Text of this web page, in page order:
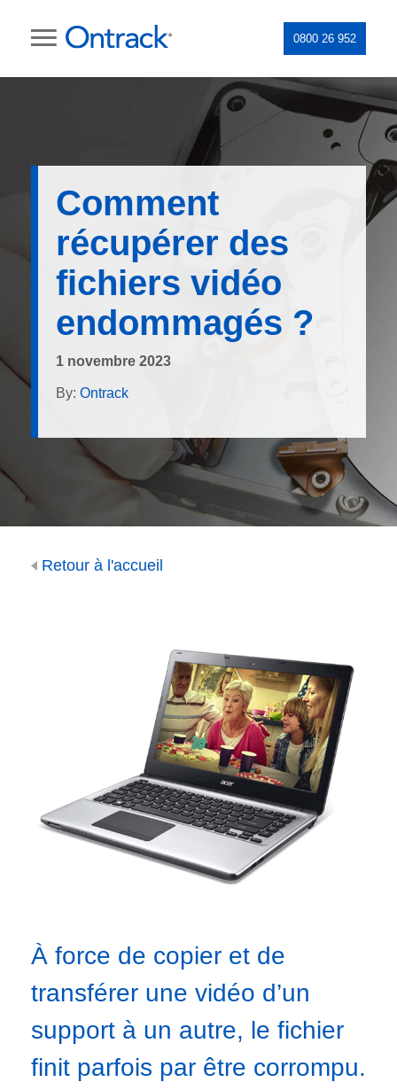
0800 26 952
Comment
récupérer des
fichiers vidéo
endommagés ?
1 novembre 2023
By: Ontrack
Retour à l'accueil
À force de copier et de
transférer une vidéo d’un
support à un autre, le fichier
finit parfois par être corrompu.